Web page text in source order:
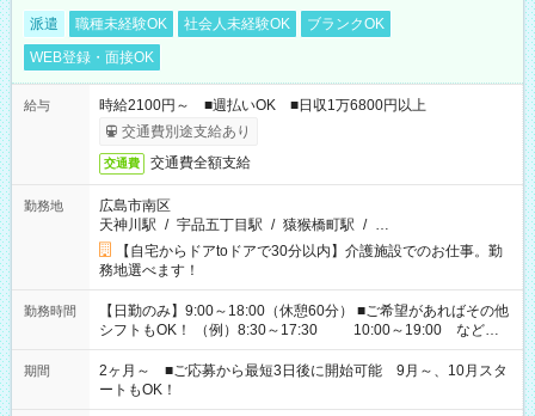
派遣 職種未経験OK 社会人未経験OK
ブランクOK
WEB登録・面接OK
給与
時給2100円～ ■週払いOK ■日収1万6800円以上
交通費別途支給あり
交通費 交通費全額支給
勤務地
広島市南区
天神川駅 / 宇品五丁目駅 / 猿猴橋町駅 / …
【自宅からドアtoドアで30分以内】介護施設でのお仕事。勤
務地選べます！
勤務時間
【日勤のみ】9:00～18:00（休憩60分） ■ご希望があればその他
シフトもOK！ （例）8:30～17:30 10:00～19:00 など
「家族とお休みを合わせたい」 「できれば残業はしたくない」
など、あなたのご希望に沿ったお仕事をご紹介します！ ※Wワ
ーク希望の方へ 今ご覧のお仕事で希望する勤務時間と、もう1つ
のお仕事の勤務時間。 合計で週40時間を超える場合は応募でき
期間
2ヶ月～ ■ご応募から最短3日後に開始可能 9月～、10月スタ
ートもOK！